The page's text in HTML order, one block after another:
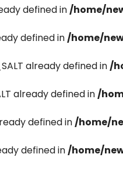
defined in/home/
defined in/home/
already defined in/
already defined in/
defined in/home/
defined in/home/